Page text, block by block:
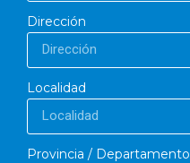
Dirección
Localidad
Provincia / Departamento